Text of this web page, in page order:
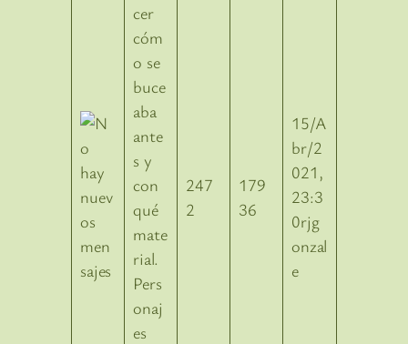
cer
cóm
o se
buce
aba
ante
s y
con
qué
mate
rial.
Pers
onaj
es
247
2
179
36
15/A
br/2
021,
23:3
0rjg
onzal
e